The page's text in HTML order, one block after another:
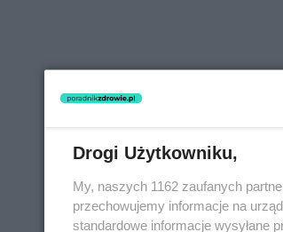
Drogi Użytkowniku,
My, naszych 1162 zaufanych
przechowujemy informacje na
standardowe informacje wysyłane